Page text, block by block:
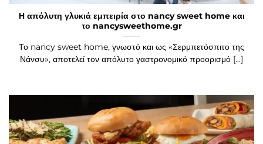
Η απόλυτη γλυκιά εμπειρία στο nancy sweet home και
το nancysweethome.gr
Το nancy sweet home, γνωστό και ως «Σερμπετόσπιτο της
Νάνσυ», αποτελεί τον απόλυτο γαστρονομικό προορισμό [...]